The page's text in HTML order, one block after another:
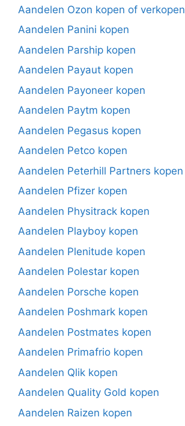
Aandelen Ozon kopen of verkopen
Aandelen Panini kopen
Aandelen Parship kopen
Aandelen Payaut kopen
Aandelen Payoneer kopen
Aandelen Paytm kopen
Aandelen Pegasus kopen
Aandelen Petco kopen
Aandelen Peterhill Partners kopen
Aandelen Pfizer kopen
Aandelen Physitrack kopen
Aandelen Playboy kopen
Aandelen Plenitude kopen
Aandelen Polestar kopen
Aandelen Porsche kopen
Aandelen Poshmark kopen
Aandelen Postmates kopen
Aandelen Primafrio kopen
Aandelen Qlik kopen
Aandelen Quality Gold kopen
Aandelen Raizen kopen